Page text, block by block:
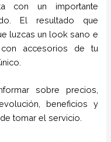
con un importante
El resultado que
luzcas un look sano e
con accesorios de tu
sobre precios,
beneficios y
tomar el servicio.